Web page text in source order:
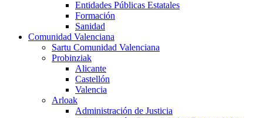
Entidades Públicas Estatales
Formación
Sanidad
Comunidad Valenciana
Sartu Comunidad Valenciana
Probinziak
Alicante
Castellón
Valencia
Arloak
Administración de Justicia